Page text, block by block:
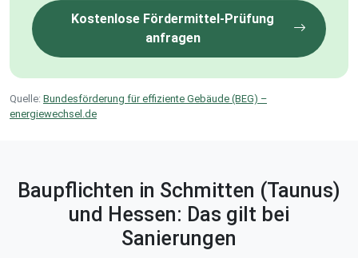
Kostenlose Fördermittel-Prüfung
anfragen
Quelle: Bundesförderung für effiziente Gebäude (BEG) –
energiewechsel.de
Baupflichten in Schmitten (Taunus)
und Hessen: Das gilt bei
Sanierungen